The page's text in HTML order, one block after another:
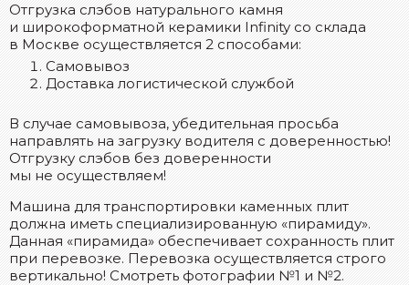
Отгрузка слэбов натурального камня
и широкоформатной керамики Infinity со склада
в Москве осуществляется 2 способами:
Самовывоз
Доставка логистической службой
В случае самовывоза, убедительная просьба
направлять на загрузку водителя с доверенностью!
Отгрузку слэбов без доверенности
мы не осуществляем!
Машина для транспортировки каменных плит
должна иметь специализированную «пирамиду».
Данная «пирамида» обеспечивает сохранность плит
при перевозке. Перевозка осуществляется строго
вертикально! Смотреть фотографии №1 и №2.